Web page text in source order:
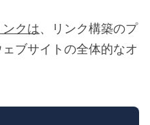
クは、リンク構築のプ
ブサイトの全体的なオ